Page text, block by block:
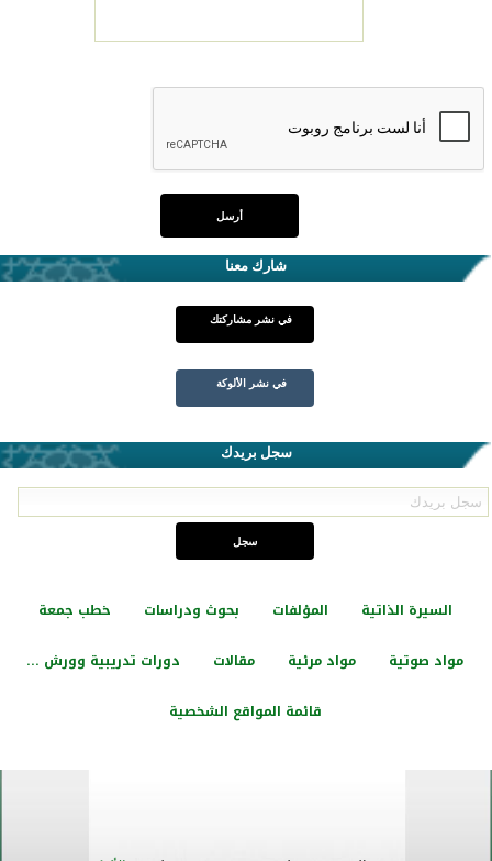
شارك معنا
في نشر مشاركتك
في نشر الألوكة
سجل بريدك
السيرة الذاتية المؤلفات بحوث ودراسات خطب جمعة
مواد صوتية مواد مرئية مقالات دورات تدريبية وورش ...
قائمة المواقع الشخصية